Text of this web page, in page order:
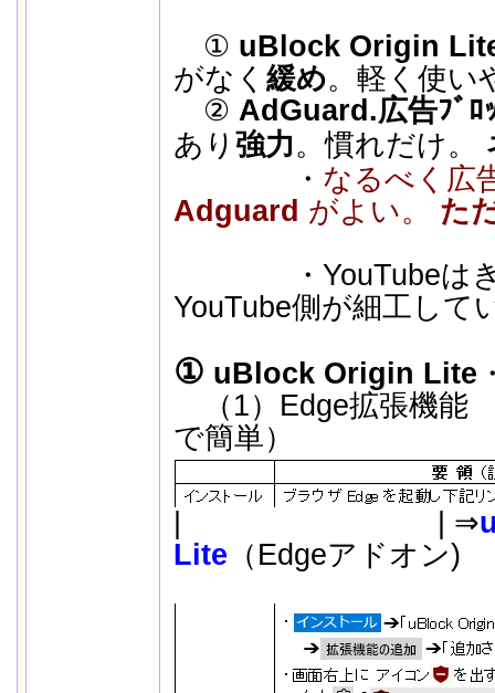
① uBlock Origin
がなく 緩め。軽く使い
② AdGuard.広告ﾌﾞﾛ
あり 強力。慣れだけ。
・ なるべく広
Adguard がよい。 た
・YouTubeはき
YouTube側が細工して
① uBlock Origin Lite
（1）Edge拡張機能
で簡単）
| ⇒
Lite （Edgeアドオン)